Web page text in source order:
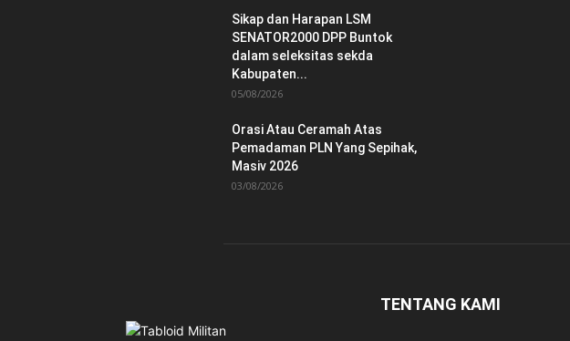
Sikap dan Harapan LSM
SENATOR2000 DPP Buntok
dalam seleksitas sekda
Kabupaten...
05/08/2026
Orasi Atau Ceramah Atas
Pemadaman PLN Yang Sepihak,
Masiv 2026
03/08/2026
TENTANG KAMI